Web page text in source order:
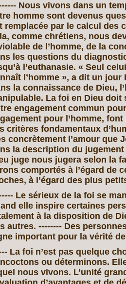
Nous vivons dans un
homme sont devenus
remplacée par le calcul des
comme chrétiens, nous
de l’homme, de la
les questions du
l’euthanasie. « Seul
l’homme », a dit un jour
la connaissance de Dieu,
La foi en Dieu doit
engagement commun
pour l’homme,
critères fondamentaux
concrètement l’amour que
la description du jugement
juge nous jugera selon la
comportés à l’égard de
à l’égard des plus
Le sérieux de la foi se
elle inspire certaines
à la disposition de
autres. -------- Des
important pour la vérité
La foi n’est pas quelque
ou déterminons.
nous vivons. L’unité